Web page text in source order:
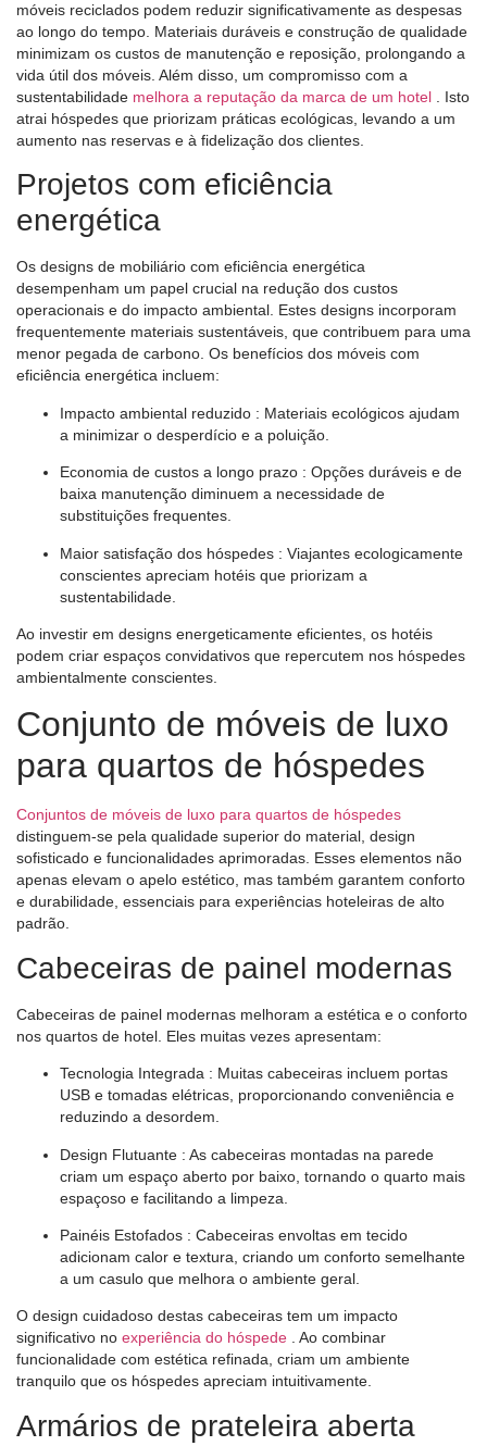
móveis reciclados podem reduzir significativamente as despesas
ao longo do tempo. Materiais duráveis ​​e construção de qualidade
minimizam os custos de manutenção e reposição, prolongando a
vida útil dos móveis. Além disso, um compromisso com a
sustentabilidade melhora a reputação da marca de um hotel
. Isto
atrai hóspedes que priorizam práticas ecológicas, levando a um
aumento nas reservas e à fidelização dos clientes.
Projetos com eficiência
energética
Os designs de mobiliário com eficiência energética
desempenham um papel crucial na redução dos custos
operacionais e do impacto ambiental. Estes designs incorporam
frequentemente materiais sustentáveis, que contribuem para uma
menor pegada de carbono. Os benefícios dos móveis com
eficiência energética incluem:
Impacto ambiental reduzido : Materiais ecológicos ajudam
a minimizar o desperdício e a poluição.
Economia de custos a longo prazo : Opções duráveis ​​e de
baixa manutenção diminuem a necessidade de
substituições frequentes.
Maior satisfação dos hóspedes : Viajantes ecologicamente
conscientes apreciam hotéis que priorizam a
sustentabilidade.
Ao investir em designs energeticamente eficientes, os hotéis
podem criar espaços convidativos que repercutem nos hóspedes
ambientalmente conscientes.
Conjunto de móveis de luxo
para quartos de hóspedes
Conjuntos de móveis de luxo para quartos de hóspedes
distinguem-se pela qualidade superior do material, design
sofisticado e funcionalidades aprimoradas. Esses elementos não
apenas elevam o apelo estético, mas também garantem conforto
e durabilidade, essenciais para experiências hoteleiras de alto
padrão.
Cabeceiras de painel modernas
Cabeceiras de painel modernas melhoram a estética e o conforto
nos quartos de hotel. Eles muitas vezes apresentam:
Tecnologia Integrada : Muitas cabeceiras incluem portas
USB e tomadas elétricas, proporcionando conveniência e
reduzindo a desordem.
Design Flutuante : As cabeceiras montadas na parede
criam um espaço aberto por baixo, tornando o quarto mais
espaçoso e facilitando a limpeza.
Painéis Estofados : Cabeceiras envoltas em tecido
adicionam calor e textura, criando um conforto semelhante
a um casulo que melhora o ambiente geral.
O design cuidadoso destas cabeceiras tem um impacto
significativo no experiência do hóspede . Ao combinar
funcionalidade com estética refinada, criam um ambiente
tranquilo que os hóspedes apreciam intuitivamente.
Armários de prateleira aberta